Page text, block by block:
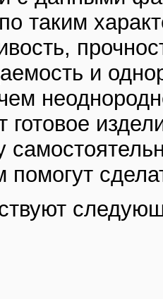
таким
и
готовое
помогут